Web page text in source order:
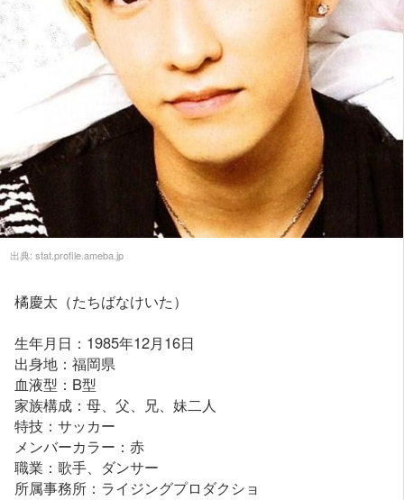
出典: stat.profile.ameba.jp
橘慶太（たちばなけいた）
生年月日：1985年12月16日
出身地：福岡県
血液型：B型
家族構成：母、父、兄、妹二人
特技：サッカー
メンバーカラー：赤
職業：歌手、ダンサー
所属事務所：ライジングプロダクショ